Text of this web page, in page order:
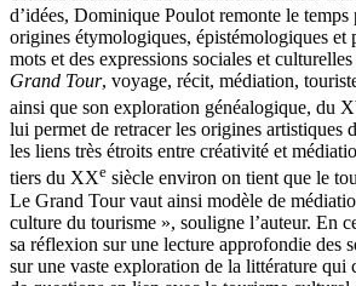
d’idées, Dominique Poulot remonte le
origines étymologiques, épistémologiques et
mots et des expressions sociales et
Grand Tour, voyage, récit, médiation,
ainsi que son exploration généalogique, du
lui permet de retracer les origines artistiques
les liens très étroits entre créativité et
tiers du XXe siècle environ on tient que le
Le Grand Tour vaut ainsi modèle de
culture du tourisme », souligne l’auteur. En
sa réflexion sur une lecture approfondie des
sur une vaste exploration de la littérature qui